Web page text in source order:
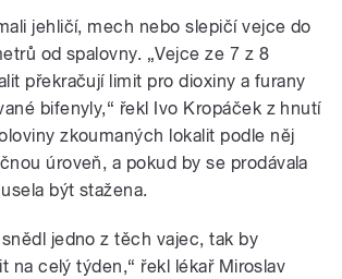
jehličí, mech nebo slepičí vejce do
od spalovny. „Vejce ze 7 z 8
překračují limit pro dioxiny a furany
bifenyly,“ řekl Ivo Kropáček z hnutí
zkoumaných lokalit podle něj
úroveň, a pokud by se prodávala
být stažena.
jedno z těch vajec, tak by
na celý týden,“ řekl lékař Miroslav